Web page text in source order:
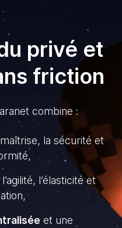
privé et
friction
combine :
la sécurité et
l’élasticité et
et une